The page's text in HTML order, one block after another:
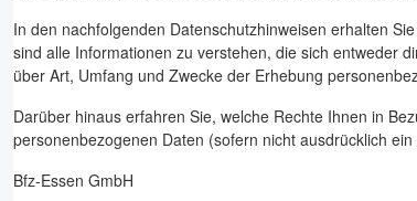
In den nachfolgenden Datenschutzhinweisen erhalten
sind alle Informationen zu verstehen, die sich entweder
über Art, Umfang und Zwecke der Erhebung
Darüber hinaus erfahren Sie, welche Rechte Ihnen in
personenbezogenen Daten (sofern nicht ausdrücklich
Bfz-Essen GmbH